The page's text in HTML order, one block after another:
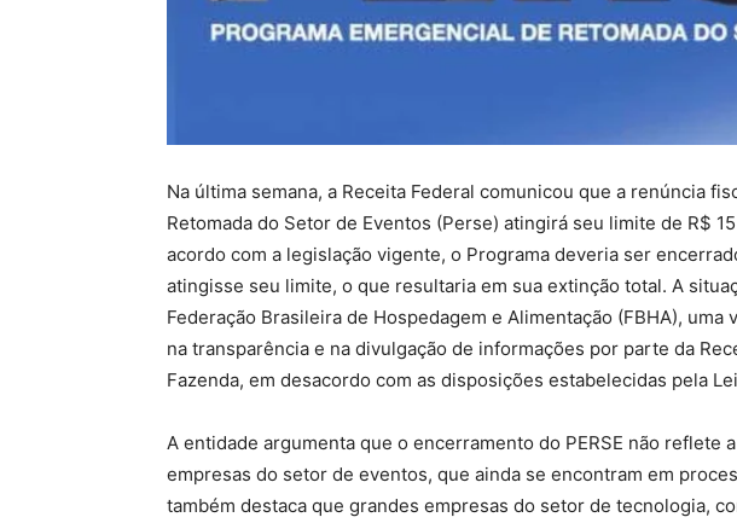
Na última semana, a Receita Federal comunicou que a renúncia
Retomada do Setor de Eventos (Perse) atingirá seu limite de R$
acordo com a legislação vigente, o Programa deveria ser
atingisse seu limite, o que resultaria em sua extinção total. A
Federação Brasileira de Hospedagem e Alimentação (FBHA),
na transparência e na divulgação de informações por parte da
Fazenda, em desacordo com as disposições estabelecidas pela
A entidade argumenta que o encerramento do PERSE não reflete
empresas do setor de eventos, que ainda se encontram em
também destaca que grandes empresas do setor de tecnologia,